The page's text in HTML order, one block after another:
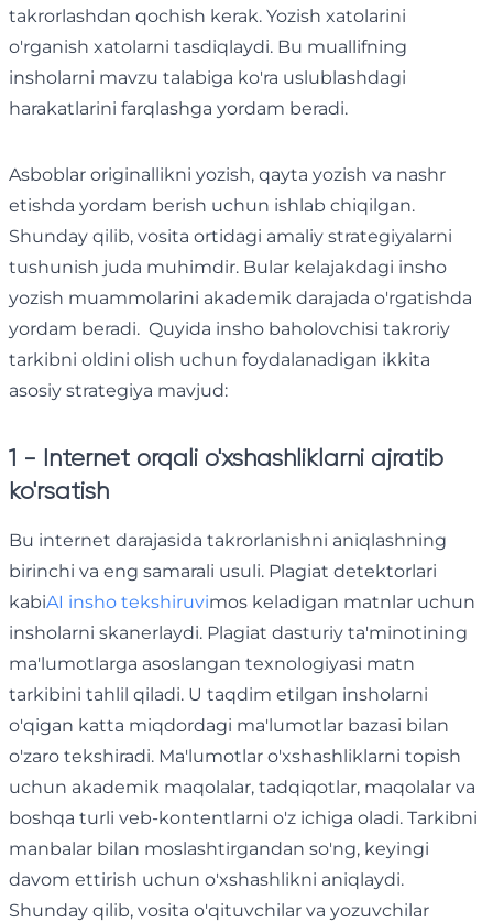
takrorlashdan qochish kerak. Yozish xatolarini
o'rganish xatolarni tasdiqlaydi. Bu muallifning
insholarni mavzu talabiga ko'ra uslublashdagi
harakatlarini farqlashga yordam beradi.
Asboblar originallikni yozish, qayta yozish va nashr
etishda yordam berish uchun ishlab chiqilgan.
Shunday qilib, vosita ortidagi amaliy strategiyalarni
tushunish juda muhimdir. Bular kelajakdagi insho
yozish muammolarini akademik darajada o'rgatishda
yordam beradi. Quyida insho baholovchisi takroriy
tarkibni oldini olish uchun foydalanadigan ikkita
asosiy strategiya mavjud:
1 - Internet orqali o'xshashliklarni ajratib
ko'rsatish
Bu internet darajasida takrorlanishni aniqlashning
birinchi va eng samarali usuli. Plagiat detektorlari
kabiAI insho tekshiruvimos keladigan matnlar uchun
insholarni skanerlaydi. Plagiat dasturiy ta'minotining
ma'lumotlarga asoslangan texnologiyasi matn
tarkibini tahlil qiladi. U taqdim etilgan insholarni
o'qigan katta miqdordagi ma'lumotlar bazasi bilan
o'zaro tekshiradi. Ma'lumotlar o'xshashliklarni topish
uchun akademik maqolalar, tadqiqotlar, maqolalar va
boshqa turli veb-kontentlarni o'z ichiga oladi. Tarkibni
manbalar bilan moslashtirgandan so'ng, keyingi
davom ettirish uchun o'xshashlikni aniqlaydi.
Shunday qilib, vosita o'qituvchilar va yozuvchilar